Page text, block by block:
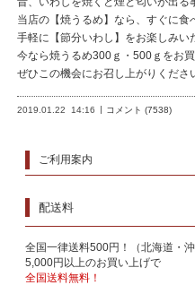
当店の【焼うるめ】なら、すぐに食
手軽に【節分いわし】をお楽しみい
今なら焼うるめ300ｇ・500ｇをお
ぜひこの機会にお召し上がりくださ
2019.01.22 14:16 コメント (7538)
ご利用案内
配送料
全国一律送料500円！（北海道・
5,000円以上のお買い上げで
全国送料無料！